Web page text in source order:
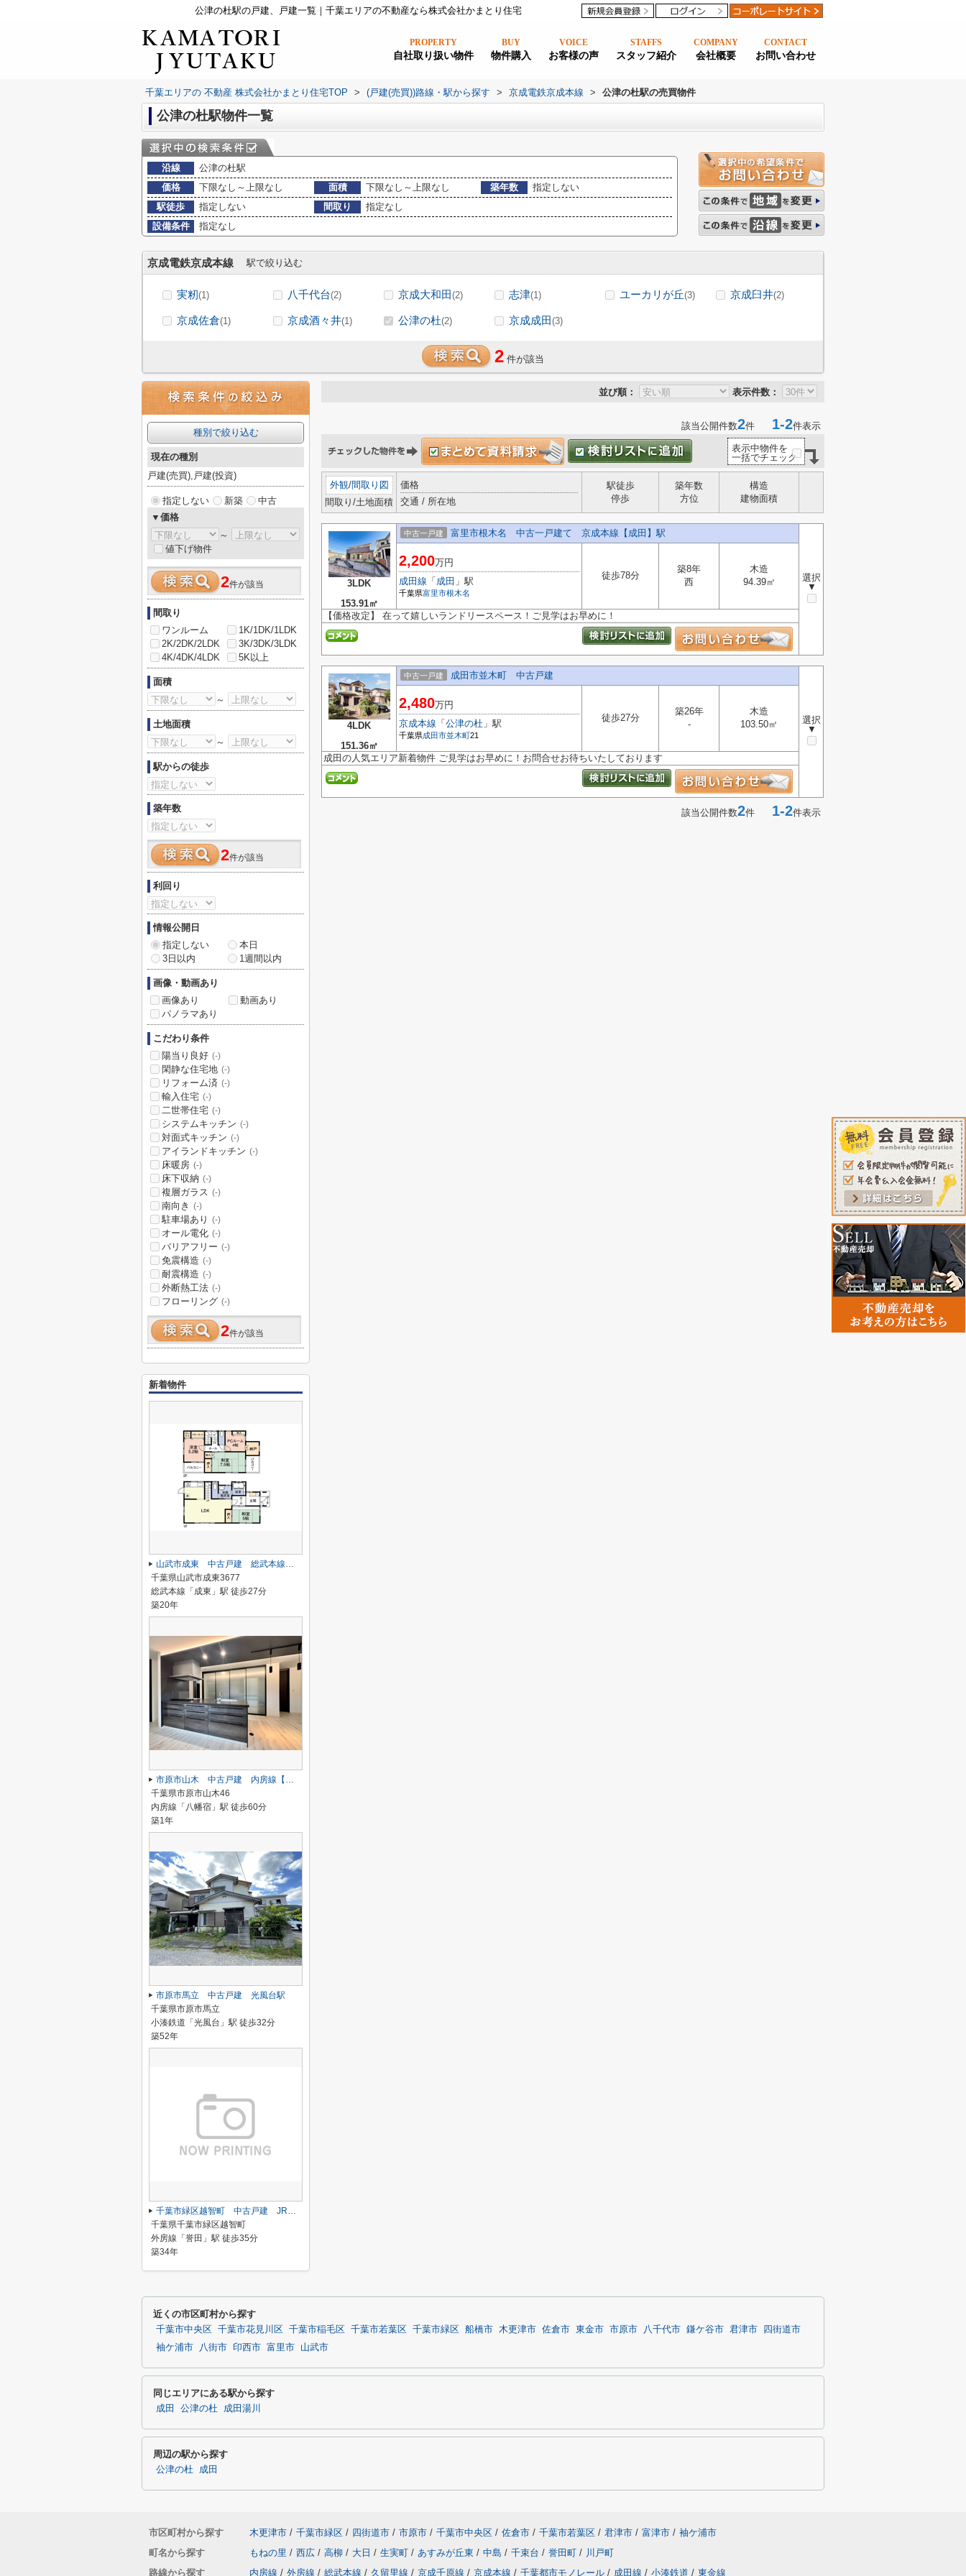
公津の杜駅の戸建、戸建一覧｜千葉エリアの不動産なら株式会社かまとり住宅
PROPERTY
自社取り扱い物件
BUY
物件購入
VOICE
お客様の声
STAFFS
スタッフ紹介
COMPANY
会社概要
CONTACT
お問い合わせ
千葉エリアの 不動産 株式会社かまとり住宅TOP > (戸建(売買))路線・駅から探す > 京成電鉄京成本線 > 公津の杜駅の売買物件
公津の杜駅物件一覧
沿線
公津の杜駅
価格
下限なし～上限なし 面積 下限なし～上限なし 築年数
指定しない
駅徒歩
指定しない 間取り
指定なし
設備条件
指定なし
京成電鉄京成本線 駅で絞り込む
実籾(1) 八千代台(2) 京成大和田(2) 志津(1) ユーカリが丘(3) 京成臼井(2)
京成佐倉(1) 京成酒々井(1) 公津の杜(2) 京成成田(3)
2 件が該当
並び順： 表示件数：
該当公開件数2件 1-2件表示
表示中物件を
一括でチェック
外観/間取り図
間取り/土地面積
価格
交通 / 所在地
駅徒歩
停歩
築年数
方位
構造
建物面積
3LDK
153.91㎡
中古一戸建 富里市根木名 中古一戸建て 京成本線【成田】駅
選択
▼
2,200万円
成田線 「 成田 」駅
千葉県富里市根木名
徒歩78分
築8年
西
木造
94.39㎡
【価格改定】 在って嬉しいランドリースペース！ご見学はお早めに！
4LDK
151.36㎡
中古一戸建 成田市並木町 中古戸建
選択
▼
2,480万円
京成本線 「 公津の杜 」駅
千葉県成田市並木町21
徒歩27分
築26年
-
木造
103.50㎡
成田の人気エリア新着物件 ご見学はお早めに！お問合せお待ちいたしております
該当公開件数2件 1-2件表示
種別で絞り込む
現在の種別
戸建(売買),戸建(投資)
指定しない 新築
中古
▼価格
～
値下げ物件
2件が該当
間取り
ワンルーム
1K/1DK/1LDK
2K/2DK/2LDK
3K/3DK/3LDK
4K/4DK/4LDK
5K以上
面積
～
土地面積
～
駅からの徒歩
築年数
2件が該当
利回り
情報公開日
指定しない
本日
3日以内
1週間以内
画像・動画あり
画像あり
動画あり
パノラマあり
こだわり条件
陽当り良好 (-)
閑静な住宅地 (-)
リフォーム済 (-)
輸入住宅 (-)
二世帯住宅 (-)
システムキッチン (-)
対面式キッチン (-)
アイランドキッチン (-)
床暖房 (-)
床下収納 (-)
複層ガラス (-)
南向き (-)
駐車場あり (-)
オール電化 (-)
バリアフリー (-)
免震構造 (-)
耐震構造 (-)
外断熱工法 (-)
フローリング (-)
2件が該当
新着物件
山武市成東 中古戸建 総武本線【成東駅】
千葉県山武市成東3677
総武本線「成東」駅 徒歩27分
築20年
市原市山木 中古戸建 内房線【八幡宿駅】
千葉県市原市山木46
内房線「八幡宿」駅 徒歩60分
築1年
市原市馬立 中古戸建 光風台駅
千葉県市原市馬立
小湊鉄道「光風台」駅 徒歩32分
築52年
千葉市緑区越智町 中古戸建 JR外房線「誉田」駅
千葉県千葉市緑区越智町
外房線「誉田」駅 徒歩35分
築34年
近くの市区町村から探す
千葉市中央区 千葉市花見川区 千葉市稲毛区 千葉市若葉区 千葉市緑区 船橋市 木更津市 佐倉市 東金市 市原市 八千代市 鎌ケ谷市 君津市
四街道市
袖ケ浦市
八街市 印西市 富里市 山武市
同じエリアにある駅から探す
成田 公津の杜 成田湯川
周辺の駅から探す
公津の杜 成田
市区町村から探す 木更津市 / 千葉市緑区 / 四街道市 / 市原市 / 千葉市中央区 / 佐倉市 / 千葉市若葉区 / 君津市 / 富津市 / 袖ケ浦市
町名から探す
もねの里 / 西広 / 高柳 / 大日 / 生実町 / あすみが丘東 / 中島 / 千束台 / 誉田町 / 川戸町
路線から探す
内房線 / 外房線 / 総武本線 / 久留里線 / 京成千原線 / 京成本線 / 千葉都市モノレール / 成田線 / 小湊鉄道 / 東金線